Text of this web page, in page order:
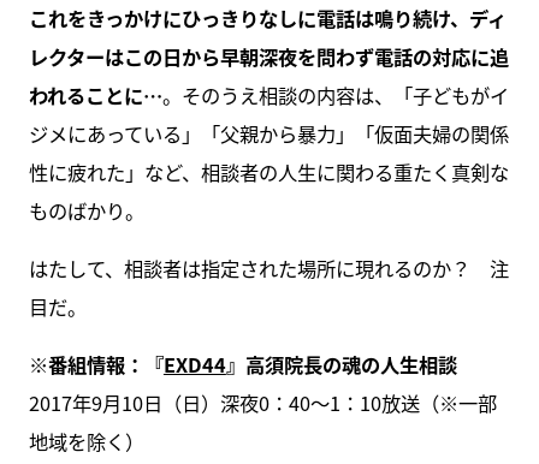
これをきっかけにひっきりなしに電話は鳴り続け、ディ
レクターはこの日から早朝深夜を問わず電話の対応に追
われることに…。そのうえ相談の内容は、「子どもがイ
ジメにあっている」「父親から暴力」「仮面夫婦の関係
性に疲れた」など、相談者の人生に関わる重たく真剣な
ものばかり。
はたして、相談者は指定された場所に現れるのか？ 注
目だ。
※番組情報：『EXD44』高須院長の魂の人生相談
2017年9月10日（日）深夜0：40～1：10放送（※一部
地域を除く）